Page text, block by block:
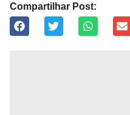
Compartilhar Post: